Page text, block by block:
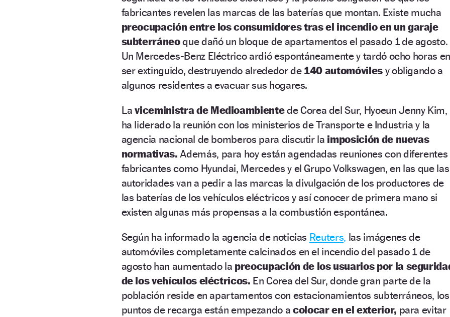
fabricantes revelen las marcas de las baterías que montan. Existe mucha
preocupación entre los consumidorestras el incendio en un garaje
subterráneoque dañó un bloque de apartamentos el pasado 1 de agosto.
Un Mercedes-Benz Eléctrico ardió espontáneamente y tardó ocho horas
ser extinguido, destruyendo alrededor de 140 automóvilesy obligando a
algunos residentes a evacuar sus hogares.
Laviceministra de Medioambientede Corea del Sur, Hyoeun Jenny Kim,
ha liderado la reunión con los ministerios de Transporte e Industria y la
agencia nacional de bomberos para discutir la imposición de nuevas
normativas. Además, para hoy están agendadas reuniones con diferentes
fabricantes como Hyundai, Mercedes y el Grupo Volkswagen, en las que las
autoridades van a pedir a las marcas la divulgación de los productores de
las baterías de los vehículos eléctricos y así conocer de primera mano si
existen algunas más propensas a la combustión espontánea.
Según ha informado la agencia de noticias Reuters, las imágenes de
automóviles completamente calcinados en el incendio del pasado 1 de
agosto han aumentado la preocupación de los usuarios por la
de los vehículos eléctricos. En Corea del Sur, donde gran parte de la
población reside en apartamentos con estacionamientos subterráneos, los
puntos de recarga están empezando a colocar en el exterior, para evitar